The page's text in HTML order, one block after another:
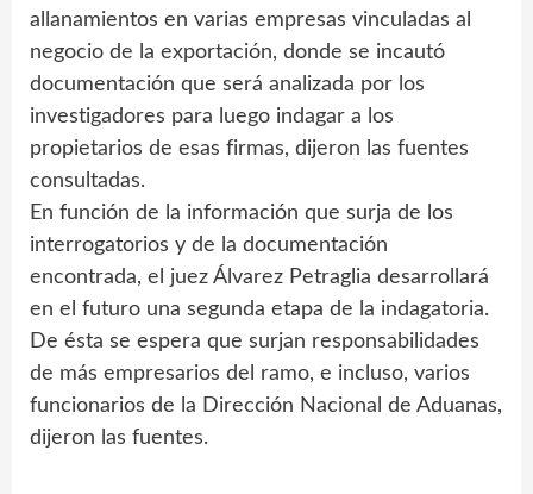
allanamientos en varias empresas vinculadas al
negocio de la exportación, donde se incautó
documentación que será analizada por los
investigadores para luego indagar a los
propietarios de esas firmas, dijeron las fuentes
consultadas.
En función de la información que surja de los
interrogatorios y de la documentación
encontrada, el juez Álvarez Petraglia desarrollará
en el futuro una segunda etapa de la indagatoria.
De ésta se espera que surjan responsabilidades
de más empresarios del ramo, e incluso, varios
funcionarios de la Dirección Nacional de Aduanas,
dijeron las fuentes.